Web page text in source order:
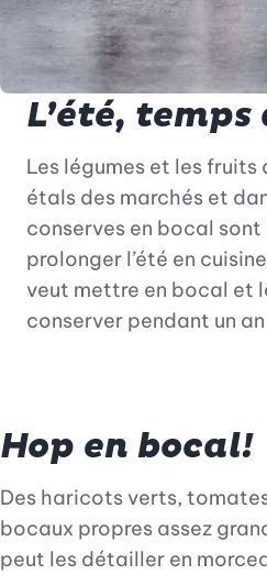
L’été,
Les légumes et les fruits
étals des marchés et
conserves en bocal
prolonger l’été en
veut mettre en bocal et
conserver pendant un
Hop en bocal!
Des haricots verts,
bocaux propres assez
peut les détailler en